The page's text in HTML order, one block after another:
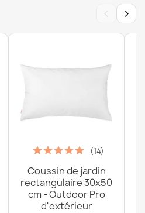
‹ ›
(14)
Coussin de jardin
rectangulaire 30x50
cm - Outdoor Pro
d'extérieur